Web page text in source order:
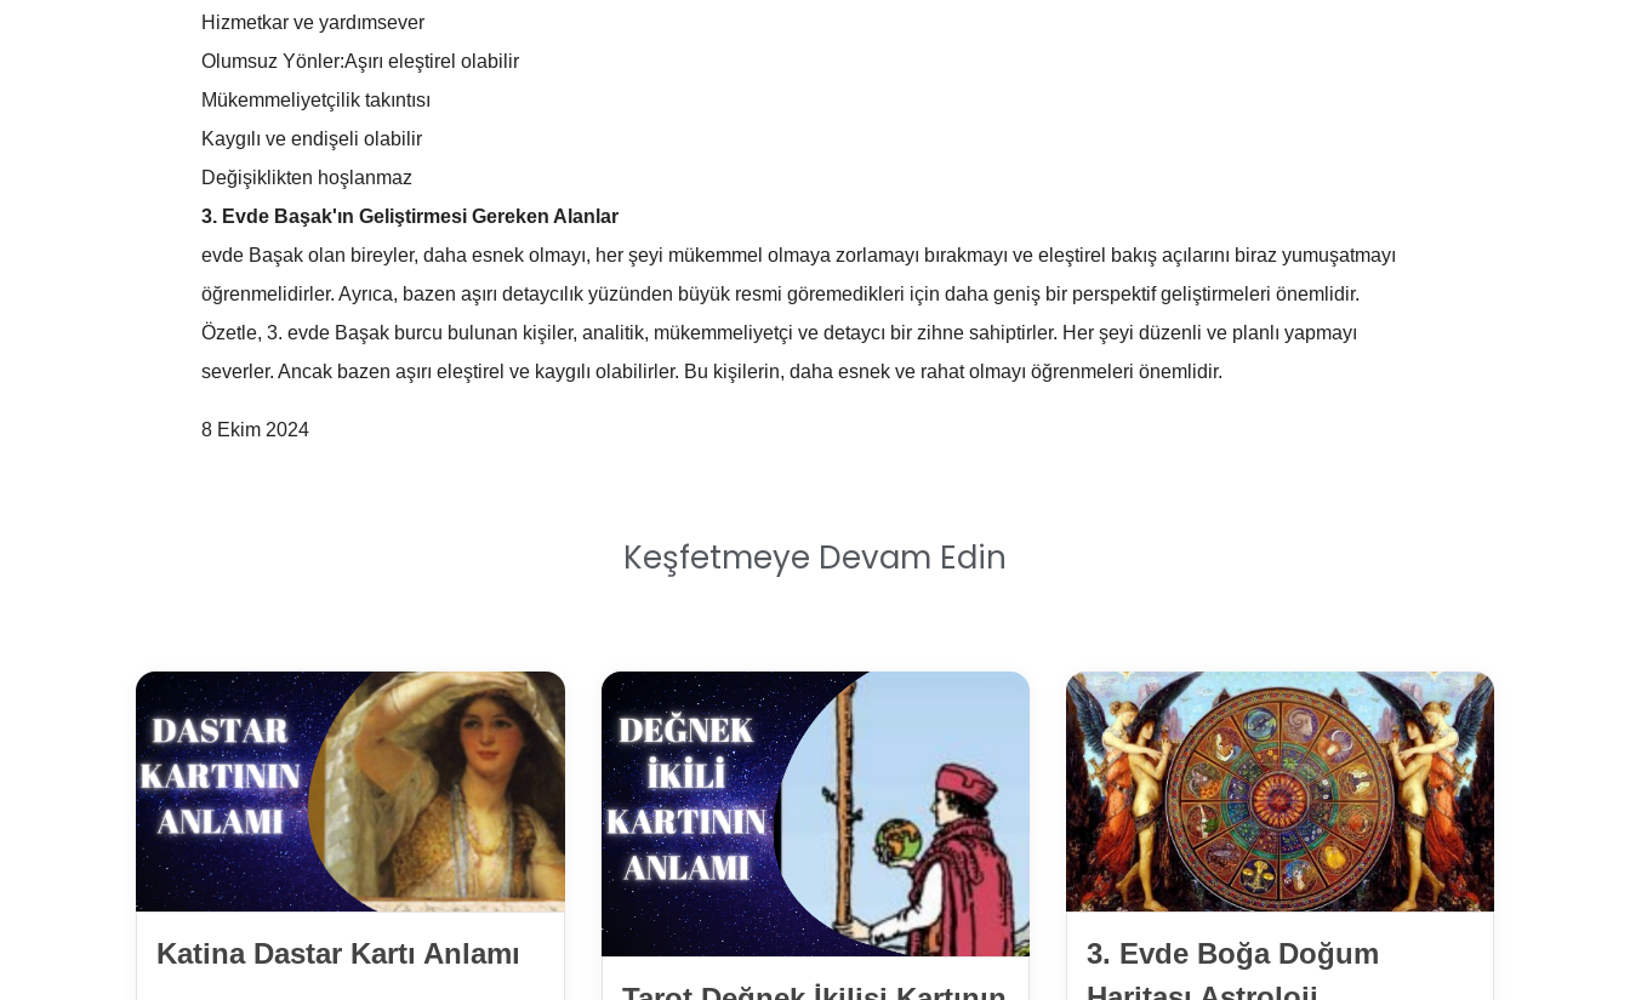
Hizmetkar ve yardımsever
Olumsuz Yönler:Aşırı eleştirel olabilir
Mükemmeliyetçilik takıntısı
Kaygılı ve endişeli olabilir
Değişiklikten hoşlanmaz
3. Evde Başak'ın Geliştirmesi Gereken Alanlar
evde Başak olan bireyler, daha esnek olmayı, her şeyi mükemmel olmaya zorlamayı bırakmayı ve eleştirel bakış açılarını biraz yumuşatmayı
öğrenmelidirler. Ayrıca, bazen aşırı detaycılık yüzünden büyük resmi göremedikleri için daha geniş bir perspektif geliştirmeleri önemlidir.
Özetle, 3. evde Başak burcu bulunan kişiler, analitik, mükemmeliyetçi ve detaycı bir zihne sahiptirler. Her şeyi düzenli ve planlı yapmayı
severler. Ancak bazen aşırı eleştirel ve kaygılı olabilirler. Bu kişilerin, daha esnek ve rahat olmayı öğrenmeleri önemlidir.
8 Ekim 2024
Keşfetmeye Devam Edin
Katina Dastar Kartı Anlamı
3. Evde Boğa Doğum